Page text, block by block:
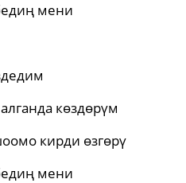
мени
көздөрүм
кирди өзгөрү
мени